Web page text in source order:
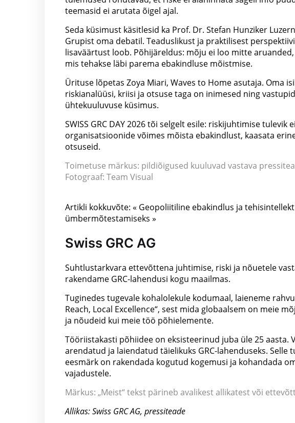
teemasid ei arutata õigel ajal.
Seda küsimust käsitlesid ka Prof. Dr. Stefan Hunziker
Grupist oma debatil. Teaduslikust ja praktilisest
lisaväärtust loob. Põhijäreldus: mõju ei loo mitte
mis tehakse läbi parema ebakindluse mõistmise.
Ürituse lõpetas Zoya Miari, Waves to Home asutaja. Oma
riskianalüüsi, kriisi ja otsuse taga on inimesed ning
ühtekuuluvuse küsimus.
SWISS GRC DAY 2026 tõi selgelt esile: riskijuhtimise
organisatsioonide võimes mõista ebakindlust, kaasata
otsuseid.
Toimetuse märkus: pildiõigused kuuluvad vastava
Fotograaf: Team Visual
Artikli kokkuvõte: « Geopoliitiline ebakindlus ja
ümbermõtestamiseks »
Swiss GRC AG
Suhtlustarkvara ettevõttena juhtimise, riski ja nõuetele
rakendame GRC-lahendusi kogu maailmas.
Tuginedes tugevale kohalolekule kodumaal, laieneme
Reach, Local Excellence“, sest mida globaalsem on meie
ja nõudeid kui meie töö põhielemente.
Tööriistakasti põhiidee on eksisteerinud juba üle 25
arendatud ja laiendatud täielikuks GRC-lahenduseks.
eesmärk on rakendada kogutud kogemusi ja kohandada
vajadustele.
Märkus: „Meist“ tekst pärineb avalikest allikatest või
Allikas: Swiss GRC AG, pressiteade